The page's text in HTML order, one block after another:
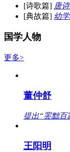
[诗歌篇] 唐
[典故篇] 幼
国学人物
更多>
董仲舒
提出“罢黜百
王阳明